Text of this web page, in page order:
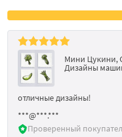
Мини Цукини,
Дизайны
отличные дизайны!
***@***.***
Проверенный